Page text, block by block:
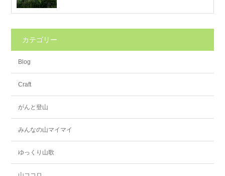
カテゴリー
Blog
Craft
がんと登山
みんなの山マイマイ
ゆっくり山歌